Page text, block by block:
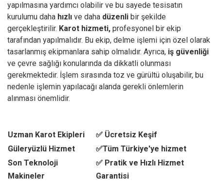
yapılmasına yardımcı olabilir ve bu sayede tesisatın
kurulumu daha hızlı ve daha düzenli bir şekilde
gerçekleştirilir. Karot hizmeti, profesyonel bir ekip
tarafından yapılmalıdır. Bu ekip, delme işlemi için özel olarak
tasarlanmış ekipmanlara sahip olmalıdır. Ayrıca, iş güvenliği
ve çevre sağlığı konularında da dikkatli olunması
gerekmektedir. İşlem sırasında toz ve gürültü oluşabilir, bu
nedenle işlemin yapılacağı alanda gerekli önlemlerin
alınması önemlidir.
Uzman Karot Ekipleri
✅ Ücretsiz Keşif
Güleryüzlü Hizmet
✅Tüm Türkiye'ye hizmet
Son Teknoloji
Makineler
✅ Pratik ve Hızlı Hizmet
Garantisi